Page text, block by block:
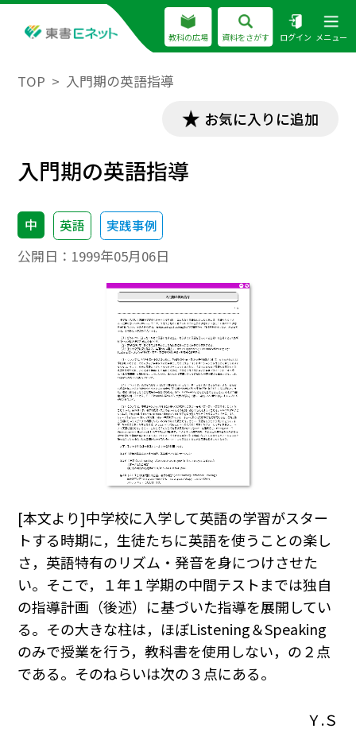
教科の広場 資料をさがす ログイン メニュー
TOP 入門期の英語指導
お気に入りに追加
入門期の英語指導
中 英語 実践事例
公開日： 1999年05月06日
[本文より]中学校に入学して英語の学習がスター
トする時期に，生徒たちに英語を使うことの楽し
さ，英語特有のリズム・発音を身につけさせた
い。そこで，１年１学期の中間テストまでは独自
の指導計画（後述）に基づいた指導を展開してい
る。その大きな柱は，ほぼListening＆Speaking
のみで授業を行う，教科書を使用しない，の２点
である。そのねらいは次の３点にある。
Ｙ.Ｓ